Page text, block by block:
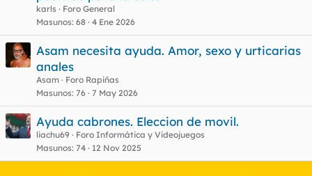
karls
Foro General
Masunos 68 4 Ene 2026
Asam necesita ayuda. Amor, sexo y urticarias
anales
Asam
Foro Rapiñas
Masunos 76 7 May 2026
Ayuda cabrones. Eleccion de movil.
liachu69
Foro Informática y Videojuegos
Masunos 74 12 Nov 2025